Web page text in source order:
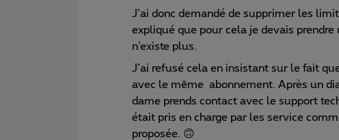
J’ai donc demandé de supprimer les
expliqué que pour cela je devais
n’existe plus.
J’ai refusé cela en insistant sur le fait
avec le même abonnement. Après un
dame prends contact avec le support
était pris en charge par les service
proposée. 🙃